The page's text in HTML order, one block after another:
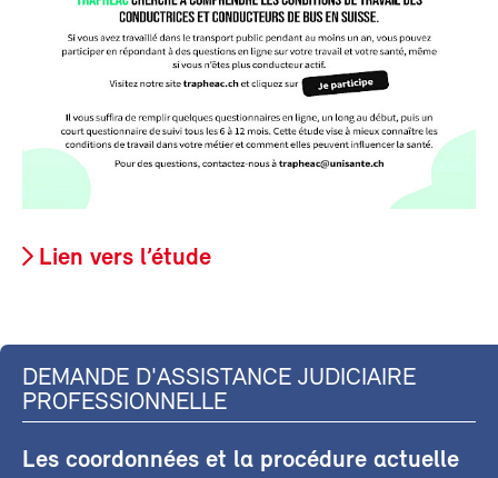
Lien vers l’étude
DEMANDE D'ASSISTANCE JUDICIAIRE
PROFESSIONNELLE
Les coordonnées et la procédure actuelle